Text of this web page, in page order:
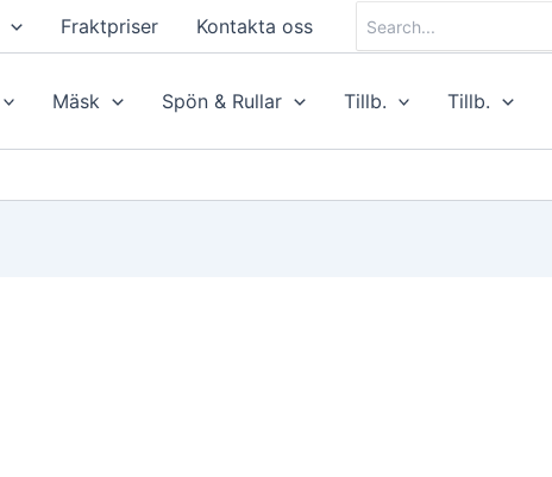
Fraktpriser Kontakta oss
for:
Mäsk Spön & Rullar Tillb. Tillb.